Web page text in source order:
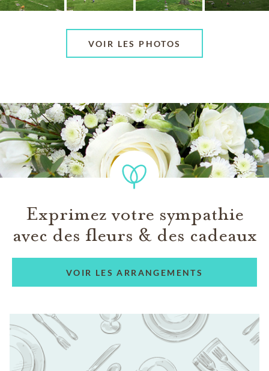
VOIR LES PHOTOS
Exprimez votre sympathie
avec des fleurs & des cadeaux
VOIR LES ARRANGEMENTS